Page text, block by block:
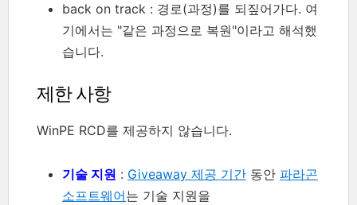
back on track : 경로(과정)를 되짚어가다. 여
기에서는 "같은 과정으로 복원"이라고 해석했
습니다.
제한 사항
WinPE RCD를 제공하지 않습니다.
기술 지원 : Giveaway 제공 기간 동안 파라곤
소프트웨어는 기술 지원을